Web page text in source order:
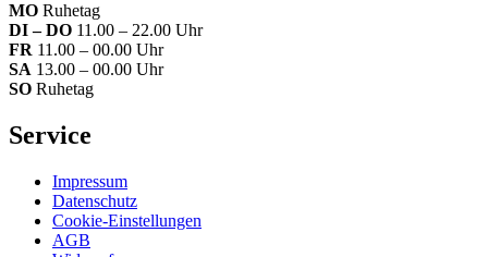
MO Ruhetag
DI – DO 11.00 – 22.00 Uhr
FR 11.00 – 00.00 Uhr
SA 13.00 – 00.00 Uhr
SO Ruhetag
Service
Impressum
Datenschutz
Cookie-Einstellungen
AGB